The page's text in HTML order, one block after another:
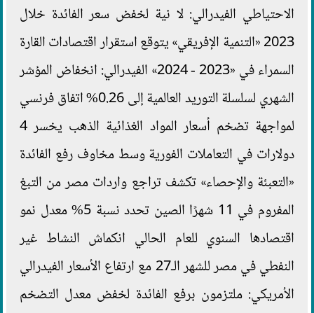
الاحتياطي الفيدرالي: لا نية لخفض سعر الفائدة خلال
2023 «التنمية الإفريقي» يتوقع استقرار اقتصادات القارة
السمراء في «2023 - 2024» الفيدرالي: انخفاض المؤشر
الشهري لسلسلة التوريد العالمية إلى 0.26% اتفاق فرنسي
لمواجهة تضخم أسعار المواد الغذائية الذهب يخسر 4
دولارات في التعاملات الفورية وسط مخاوف رفع الفائدة
«التعبئة والإحصاء» تكشف تراجع واردات مصر من التبغ
المفروم في 11 شهرًا الصين تحدد نسبة 5% معدل نمو
اقتصادها السنوي للعام الحالي انكماش النشاط غير
النفطي في مصر للشهر الـ27 مع ارتفاع الأسعار الفيدرالي
الأمريكي: ملتزمون برفع الفائدة لخفض معدل التضخم